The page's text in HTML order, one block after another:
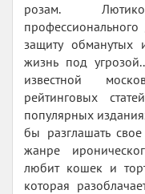
розам.
защиту
жизнь под
известной
рейтинговых
популярных
бы разглашать
жанре
любит кошек и
которая